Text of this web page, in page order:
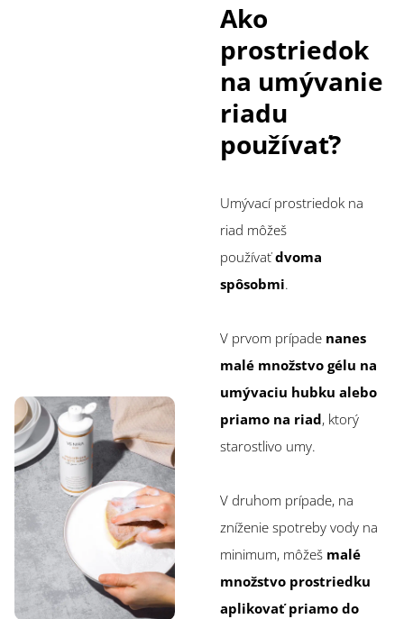
Ako
prostriedok
na umývanie
riadu
používať?
Umývací prostriedok na
riad môžeš
používaťdvoma
spôsobmi.
V prvom prípade nanes
malé množstvo gélu na
umývaciu hubku alebo
priamo na riad, ktorý
starostlivo umy.
V druhom prípade, na
zníženie spotreby vody na
minimum, môžeš malé
množstvo prostriedku
aplikovať priamo do